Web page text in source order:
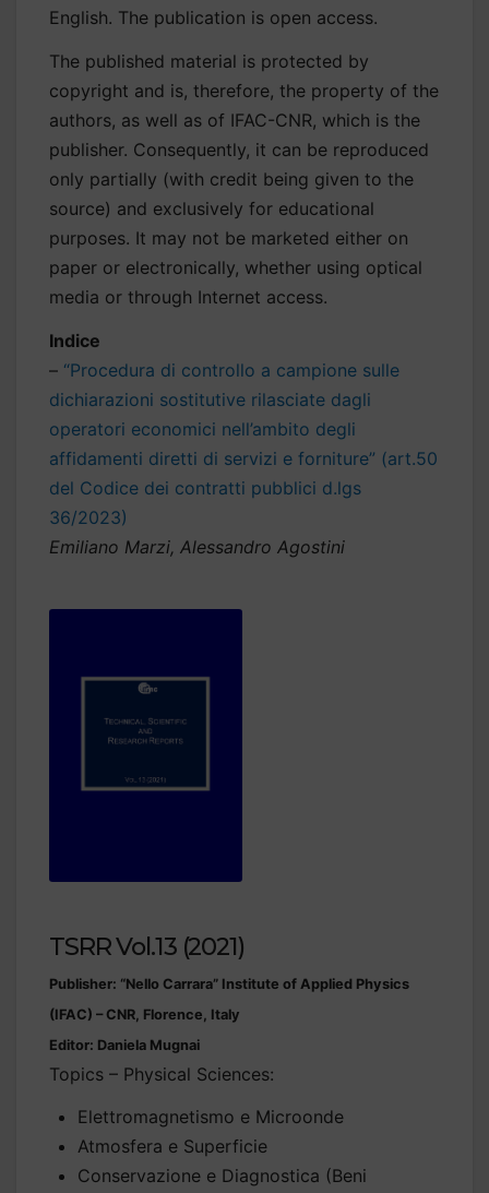
English. The publication is open access.
The published material is protected by
copyright and is, therefore, the property of the
authors, as well as of IFAC-CNR, which is the
publisher. Consequently, it can be reproduced
only partially (with credit being given to the
source) and exclusively for educational
purposes. It may not be marketed either on
paper or electronically, whether using optical
media or through Internet access.
Indice
– “Procedura di controllo a campione sulle
dichiarazioni sostitutive rilasciate dagli
operatori economici nell’ambito degli
affidamenti diretti di servizi e forniture” (art.50
del Codice dei contratti pubblici d.lgs
36/2023)
Emiliano Marzi, Alessandro Agostini
TSRR Vol.13 (2021)
Publisher: “Nello Carrara” Institute of Applied Physics
(IFAC) – CNR, Florence, Italy
Editor: Daniela Mugnai
Topics – Physical Sciences:
Elettromagnetismo e Microonde
Atmosfera e Superficie
Conservazione e Diagnostica (Beni